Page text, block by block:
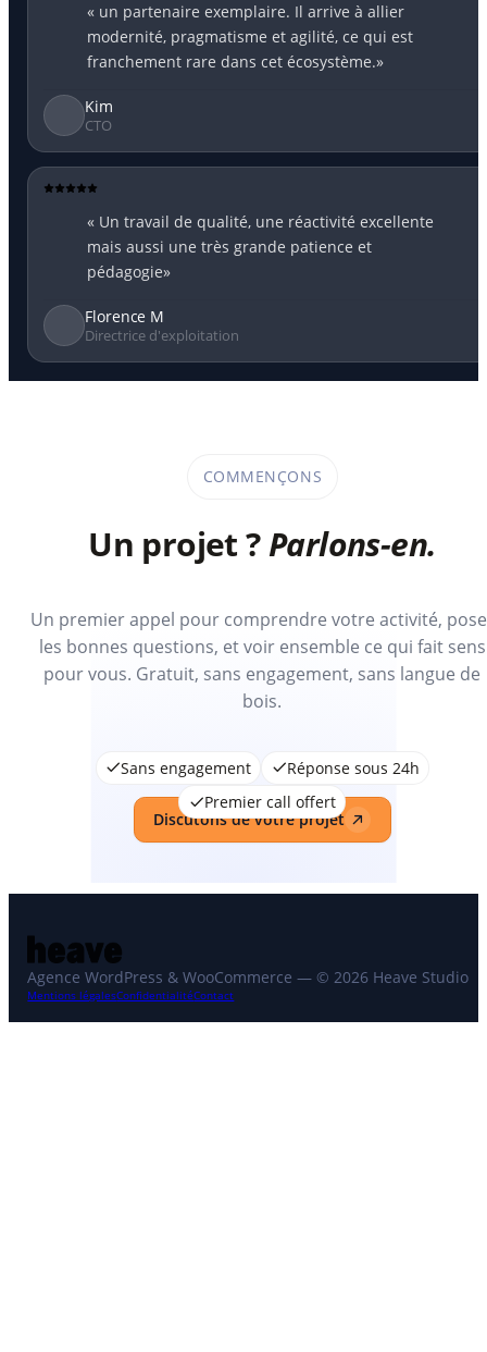
« un partenaire exemplaire. Il arrive à allier
modernité, pragmatisme et agilité, ce qui est
franchement rare dans cet écosystème.»
Kim
CTO
« Un travail de qualité, une réactivité excellente
mais aussi une très grande patience et
pédagogie»
Florence M
Directrice d'exploitation
COMMENÇONS
Un projet ?Parlons-en.
Un premier appel pour comprendre votre activité,
les bonnes questions, et voir ensemble ce qui fait sens
pour vous. Gratuit, sans engagement, sans langue de
bois.
Sans engagement
Réponse sous 24h
Premier call offert
Discutons de votre projet
Agence WordPress & WooCommerce — © 2026 Heave Studio
Mentions légalesConfidentialitéContact